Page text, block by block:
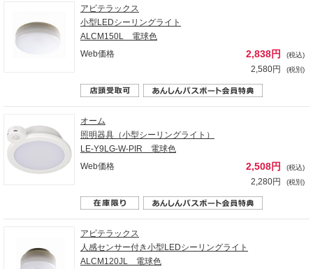
アビテラックス
小型LEDシーリングライト
ALCM150L 電球色
Web価格
2,838円 (税込)
2,580円 (税別)
オーム
照明器具（小型シーリングライト）
LE-Y9LG-W-PIR 電球色
Web価格
2,508円 (税込)
2,280円 (税別)
アビテラックス
人感センサー付き小型LEDシーリングライト
ALCM120JL 電球色